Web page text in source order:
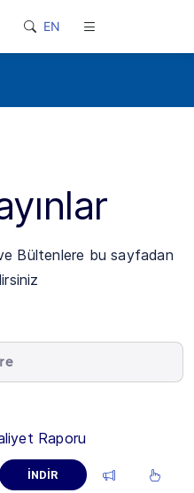
EN
Bültenlere bu sayfadan
Raporu
İNDİR